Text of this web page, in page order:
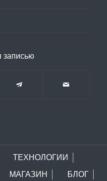
записью
ТЕХНОЛОГИИ
МАГАЗИН
БЛОГ